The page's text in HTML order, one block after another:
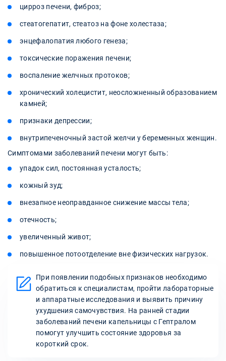
цирроз печени, фиброз;
стеатогепатит, стеатоз на фоне холестаза;
энцефалопатия любого генеза;
токсические поражения печени;
воспаление желчных протоков;
хронический холецистит, неосложненный образованием
камней;
признаки депрессии;
внутрипеченочный застой желчи у беременных женщин.
Симптомами заболеваний печени могут быть:
упадок сил, постоянная усталость;
кожный зуд;
внезапное неоправданное снижение массы тела;
отечность;
увеличенный живот;
повышенное потоотделение вне физических нагрузок.
При появлении подобных признаков необходимо
обратиться к специалистам, пройти лабораторные
и аппаратные исследования и выявить причину
ухудшения самочувствия. На ранней стадии
заболеваний печени капельницы с Гептралом
помогут улучшить состояние здоровья за
короткий срок.